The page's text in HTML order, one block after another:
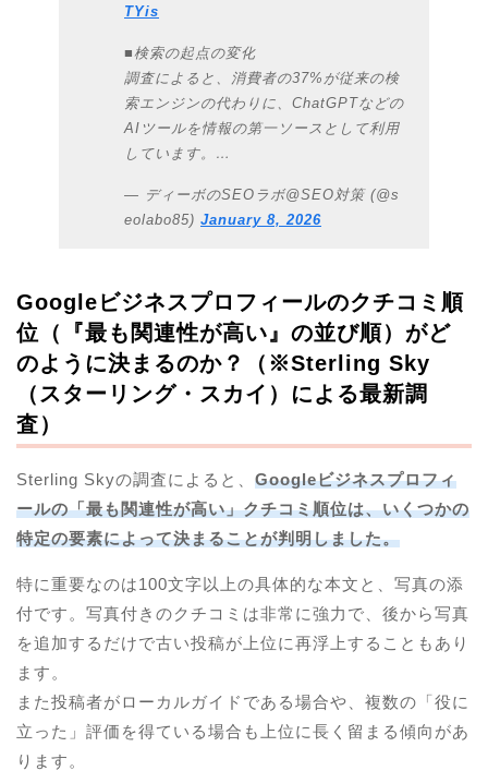
TYis
■検索の起点の変化
調査によると、消費者の37%が従来の検
索エンジンの代わりに、ChatGPTなどの
AIツールを情報の第一ソースとして利用
しています。…
— ディーボのSEOラボ@SEO対策 (@s
eolabo85) January 8, 2026
Googleビジネスプロフィールのクチコミ順
位（『最も関連性が高い』の並び順）がど
のように決まるのか？（※Sterling Sky
（スターリング・スカイ）による最新調
査）
Sterling Skyの調査によると、 Googleビジネスプロフィ
ールの「最も関連性が高い」クチコミ順位は、いくつかの
特定の要素によって決まることが判明しました。
特に重要なのは100文字以上の具体的な本文と、写真の添
付です。写真付きのクチコミは非常に強力で、後から写真
を追加するだけで古い投稿が上位に再浮上することもあり
ます。
また投稿者がローカルガイドである場合や、複数の「役に
立った」評価を得ている場合も上位に長く留まる傾向があ
ります。